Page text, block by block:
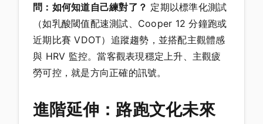
問：如何知道自己練對了？ 定期以標準化測試
（如乳酸閾值配速測試、Cooper 12 分鐘跑或
近期比賽 VDOT）追蹤趨勢，並搭配主觀體感
與 HRV 監控。當客觀表現穩定上升、主觀疲
勞可控，就是方向正確的訊號。
進階延伸：路跑文化未來